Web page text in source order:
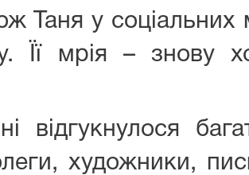
Таня у
Її мрія – знову
відгукнулося
художники,